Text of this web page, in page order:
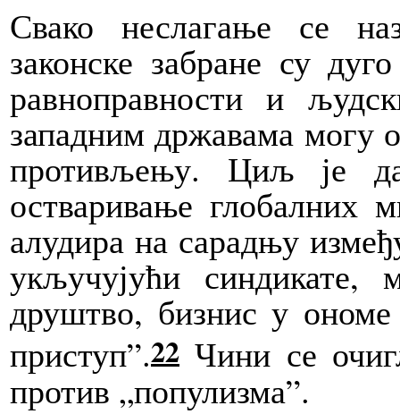
Свако неслагање се
законске забране су
равноправности и
западним државама могу
противљењу. Циљ је
остваривање глобалних
алудира на сарадњу
укључујући синдикате,
друштво, бизнис у
приступ”.22 Чини се
против „популизма”.